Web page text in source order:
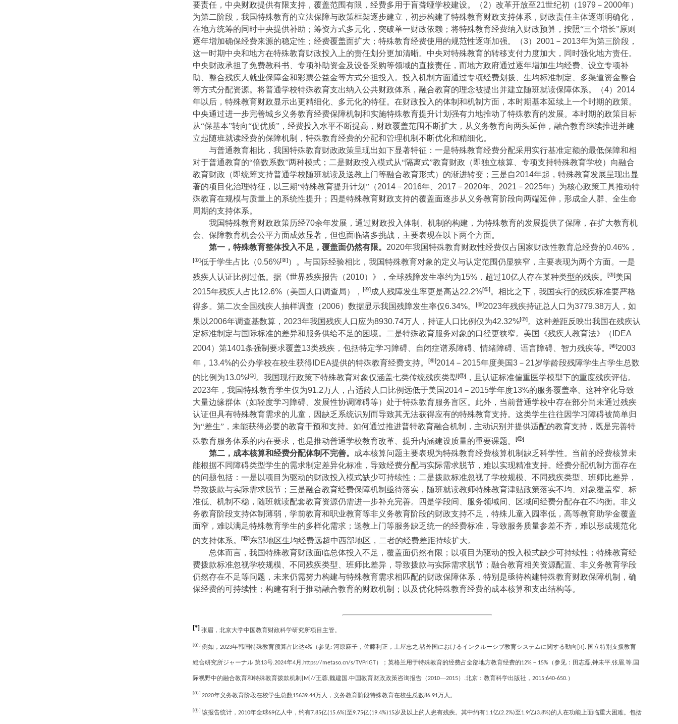
要责任，中央财政提供有限支持，覆盖范围有限，经费多用于盲聋哑学校建设。（2）改革开放至21世纪初（1979 － 2000年）
为第二阶段，我国特殊教育的立法保障与政策框架逐步建立，初步构建了特殊教育财政支持体系，财政责任主体逐渐明确化，
在地方统筹的同时中央提供补助；筹资方式多元化，突破单一财政依赖；将特殊教育经费纳入财政预算，按照“三个增长”原则
逐年增加确保经费来源的稳定性；经费覆盖面扩大；特殊教育经费使用的规范性逐渐加强。（3） 2001 － 2013年为第三阶段，
这一时期中央和地方在特殊教育财政投入上的责任划分更加清晰。中央对特殊教育的转移支付力度加大，同时强化地方责任。
中央财政承担了免费教科书、专项补助资金及设备采购等领域的直接责任，而地方政府通过逐年增加生均经费、设立专项补
助、整合残疾人就业保障金和彩票公益金等方式分担投入。投入机制方面通过专项经费划拨、生均标准制定、多渠道资金整合
等方式分配资源。将普通学校特殊教育支出纳入公共财政体系，融合教育的理念被提出并建立随班就读保障体系。（4） 2014
年以后，特殊教育财政显示出更精细化、多元化的特征。在财政投入的体制和机制方面，本时期基本延续上一个时期的政策。
中央通过进一步完善城乡义务教育经费保障机制和实施特殊教育提升计划强有力地推动了特殊教育的发展。本时期的政策目标
从“保基本”转向“促优质”，经费投入水平不断提高，财政覆盖范围不断扩大，从义务教育向两头延伸，融合教育继续推进并建
立起随班就读经费的保障机制，特殊教育经费的分配和管理机制不断优化和精细化。
与普通教育相比，我国特殊教育财政政策呈现出如下显著特征：一是特殊教育经费分配采用实行基准定额的最低保障和相
对于普通教育的“倍数系数”两种模式；二是财政投入模式从“隔离式”教育财政（即独立核算、专项支持特殊教育学校）向融合
教育财政（即统筹支持普通学校随班就读及送教上门等融合教育形式）的渐进转变；三是自2014年起，特殊教育发展呈现出显
著的项目化治理特征，以三期“特殊教育提升计划”（2014 － 2016年、 2017 － 2020年、 2021 － 2025年）为核心政策工具推动特
殊教育在规模与质量上的系统性提升；四是特殊教育财政支持的覆盖面逐步从义务教育阶段向两端延伸，形成全人群、全生命
周期的支持体系。
我国特殊教育财政政策历经70余年发展，通过财政投入体制、机制的构建，为特殊教育的发展提供了保障，在扩大教育机
会、保障教育机会公平方面成效显著，但也面临诸多挑战，主要表现在以下两个方面。
第一，特殊教育整体投入不足，覆盖面仍然有限。 2020年我国特殊教育财政性经费仅占国家财政性教育总经费的0.46% ，
[①]低于学生占比（0.56%[②]）。与国际经验相比，我国特殊教育对象的定义与认定范围仍显狭窄，主要表现为两个方面。一是
残疾人认证比例过低。据《世界残疾报告（2010）》，全球残障发生率约为15% ，超过10亿人存在某种类型的残疾。 [③]美国
2015年残疾人占比12.6% （美国人口调查局）， [④]成人残障发生率更是高达22.2%[⑤]。相比之下，我国实行的残疾标准要严格
得多。第二次全国残疾人抽样调查（2006）数据显示我国残障发生率仅6.34%。 [⑥]2023年残疾持证总人口为3779.38万人，如
果以2006年调查基数算， 2023年我国残疾人口应为8930.74万人，持证人口比例仅为42.32%[⑦]。这种差距反映出我国在残疾认
定标准制定与国际标准的差异和服务供给不足的困境。二是特殊教育服务对象的口径更狭窄。美国《残疾人教育法》（ IDEA
2004）第1401条强制要求覆盖13类残疾，包括特定学习障碍、自闭症谱系障碍、情绪障碍、语言障碍、智力残疾等。 [⑧]2003
年， 13.4%的公办学校在校生获得 IDEA提供的特殊教育经费支持。 [⑨]2014 － 2015年度美国3 － 21岁学龄段残障学生占学生总数
的比例为13.0%[⑩]。我国现行政策下特殊教育对象仅涵盖七类传统残疾类型[⑪] ，且认证标准偏重医学模型下的重度残疾评估。
2023年，我国特殊教育学生仅为91.2万人，占适龄人口比例远低于美国 2014 － 2015学年度13%的服务覆盖率。这种窄化导致
大量边缘群体（如轻度学习障碍、发展性协调障碍等）处于特殊教育服务盲区。此外，当前普通学校中存在部分尚未通过残疾
认证但具有特殊教育需求的儿童，因缺乏系统识别而导致其无法获得应有的特殊教育支持。这类学生往往因学习障碍被简单归
为“差生”，未能获得必要的教育干预和支持。如何通过推进普特教育融合机制，主动识别并提供适配的教育支持，既是完善特
殊教育服务体系的内在要求，也是推动普通学校教育改革、提升内涵建设质量的重要课题。
[⑫]
第二，成本核算和经费分配体制不完善。
成本核算问题主要表现为特殊教育经费核算机制缺乏科学性。当前的经费核算未
能根据不同障碍类型学生的需求制定差异化标准，导致经费分配与实际需求脱节，难以实现精准支持。经费分配机制方面存在
的问题包括：一是以项目为驱动的财政投入模式缺少可持续性；二是拨款标准忽视了学校规模、不同残疾类型、班师比差异，
导致拨款与实际需求脱节；三是融合教育经费保障机制亟待落实，随班就读教师特殊教育津贴政策落实不均、对象覆盖窄、标
准低、机制不稳，随班就读配套教育资源仍需进一步补充完善。四是学段间、服务领域间、区域间经费分配存在不均衡。非义
务教育阶段支持体制薄弱，学前教育和职业教育等非义务教育阶段的财政支持不足，特殊儿童入园率低，高等教育助学金覆盖
面窄，难以满足特殊教育学生的多样化需求；送教上门等服务缺乏统一的经费标准，导致服务质量参差不齐，难以形成规范化
的支持体系。
[⑬]东部地区生均经费远超中西部地区，二者的经费差距持续扩大。
总体而言，我国特殊教育财政面临总体投入不足，覆盖面仍然有限；以项目为驱动的投入模式缺少可持续性；特殊教育经
费拨款标准忽视学校规模、不同残疾类型、班师比差异，导致拨款与实际需求脱节；融合教育相关资源配置、非义务教育学段
仍然存在不足等问题，未来仍需努力构建与特殊教育需求相匹配的财政保障体系，特别是亟待构建特殊教育财政保障机制，确
保经费的可持续性；构建有利于推动融合教育的财政机制；以及优化特殊教育经费的成本核算和支出结构等。
[*] 张眉，北京大学中国教育财政科学研究所项目主管。
[①] 例如， 2023年韩国特殊教育预算占比达4% （参见: 河原麻子，佐藤利正，土屋忠之 .諸外国におけるインクルーシブ教育システムに関する動向 [R]. 国立特別支援教育
総合研究所ジャーナル 第13号.2024年4月 .https://metaso.cn/s/TVPriGT ）；英格兰用于特殊教育的经费占全部地方教育经费的12% － 15% （参见：田志磊,钟未平,张眉,等.国
际视野中的融合教育和特殊教育拨款机制 [M]//王蓉,魏建国 .中国教育财政政策咨询报告（2010—2015） .北京：教育科学出版社， 2015:640-650.）
[②] 2020年义务教育阶段在校学生总数15639.44万人，义务教育阶段特殊教育在校生总数86.91万人。
[③] 该报告统计， 2010年全球69亿人中，约有7.85亿(15.6%)至9.75亿(19.4%)15岁及以上的人患有残疾。其中约有1.1亿(2.2%)至1.9亿(3.8%)的人在功能上面临重大困难。包括